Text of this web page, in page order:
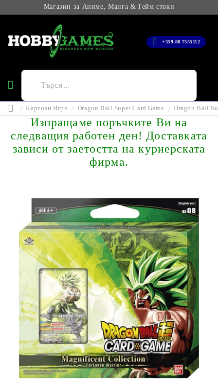
Магазин за Аниме, Манга & Гейм стоки
+359 88 7555112
Картови Игри Dragon Ball Super Card Game Dragon Ball
Изпращаме поръчките Ви на
следващия работен ден! Доставката
зависи от заетостта на куриерската
фирма.